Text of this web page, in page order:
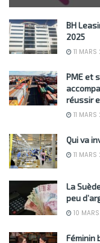
BH
2025
11
PME et
réussir
11
Qui va
11
La
peu
10
Féminin